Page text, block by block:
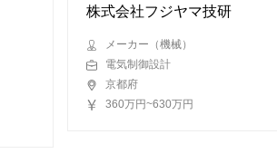
株式会社フジヤマ技研
メーカー（機械）
電気制御設計
京都府
360万円~630万円